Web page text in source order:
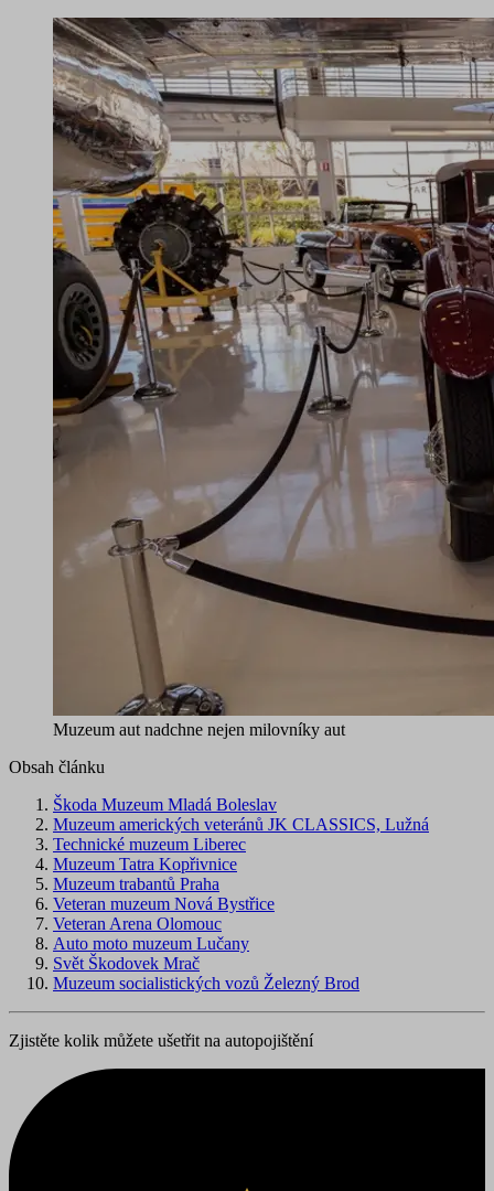
Muzeum aut nadchne nejen milovníky aut
Obsah článku
Škoda Muzeum Mladá Boleslav
Muzeum amerických veteránů JK CLASSICS, Lužná
Technické muzeum Liberec
Muzeum Tatra Kopřivnice
Muzeum trabantů Praha
Veteran muzeum Nová Bystřice
Veteran Arena Olomouc
Auto moto muzeum Lučany
Svět Škodovek Mrač
Muzeum socialistických vozů Železný Brod
Zjistěte kolik můžete ušetřit na autopojištění